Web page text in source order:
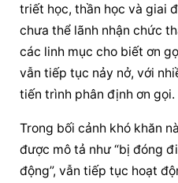
triết học, thần học và giai
chưa thể lãnh nhận chức
các linh mục cho biết ơn
vẫn tiếp tục nảy nở, với
tiến trình phân định ơn gọi.
Trong bối cảnh khó khăn
được mô tả như “bị đóng
động”, vẫn tiếp tục hoạt